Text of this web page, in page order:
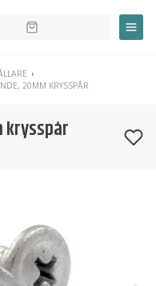
20MM KRYSSPÅR
krysspår